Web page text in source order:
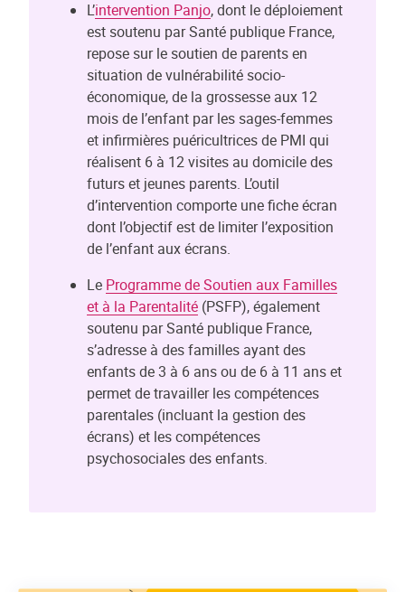
L’intervention Panjo, dont le déploiement
est soutenu par Santé publique France,
repose sur le soutien de parents en
situation de vulnérabilité socio-
économique, de la grossesse aux 12
mois de l’enfant par les sages-femmes
et infirmières puéricultrices de PMI qui
réalisent 6 à 12 visites au domicile des
futurs et jeunes parents. L’outil
d’intervention comporte une fiche écran
dont l’objectif est de limiter l’exposition
de l’enfant aux écrans.
Le Programme de Soutien aux Familles
et à la Parentalité (PSFP), également
soutenu par Santé publique France,
s’adresse à des familles ayant des
enfants de 3 à 6 ans ou de 6 à 11 ans et
permet de travailler les compétences
parentales (incluant la gestion des
écrans) et les compétences
psychosociales des enfants.